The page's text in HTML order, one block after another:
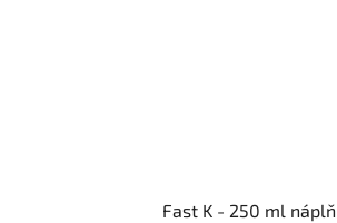
Fast K - 250 ml náplň